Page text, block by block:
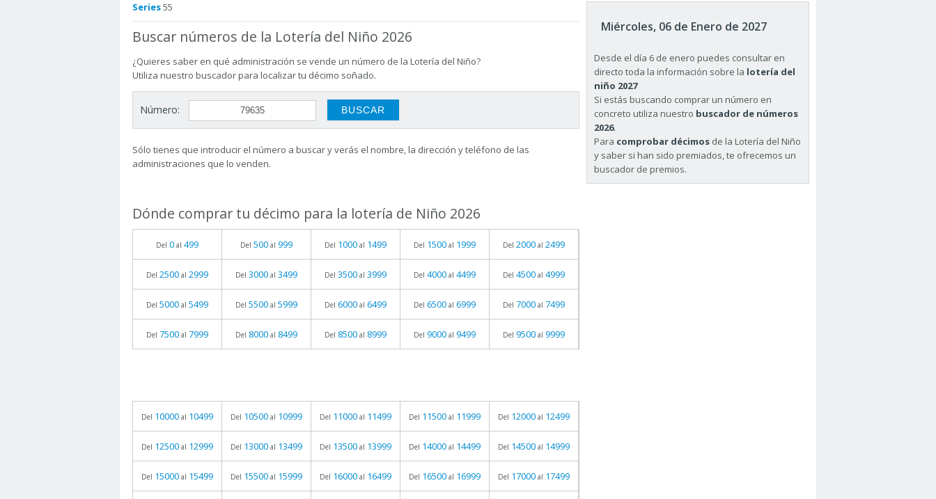
Series55
Buscar números de la Lotería del Niño 2026
¿Quieres saber en qué administración se vende un número de la Lotería del Niño?
Utiliza nuestro buscador para localizar tu décimo soñado.
Número:
Sólo tienes que introducir el número a buscar y verás el nombre, la dirección y teléfono de las
administraciones que lo venden.
Dónde comprar tu décimo para la lotería de Niño 2026
Del 0 al 499 Del 500 al 999 Del 1000 al 1499 Del 1500 al 1999 Del 2000 al 2499
Del 2500 al 2999 Del 3000 al 3499 Del 3500 al 3999 Del 4000 al 4499 Del 4500 al 4999
Del 5000 al 5499 Del 5500 al 5999 Del 6000 al 6499 Del 6500 al 6999 Del 7000 al 7499
Del 7500 al 7999 Del 8000 al 8499 Del 8500 al 8999 Del 9000 al 9499 Del 9500 al 9999
Del 10000 al 10499 Del 10500 al 10999 Del 11000 al 11499 Del 11500 al 11999 Del 12000 al 12499
Del 12500 al 12999 Del 13000 al 13499 Del 13500 al 13999 Del 14000 al 14499 Del 14500 al 14999
Del 15000 al 15499 Del 15500 al 15999 Del 16000 al 16499 Del 16500 al 16999 Del 17000 al 17499
Miércoles, 06 de Enero de 2027
Desde el día 6 de enero puedes consultar en
directo toda la información sobre la lotería del
niño 2027
Si estás buscando comprar un número en
concreto utiliza nuestro buscador de números
2026.
Para comprobar décimos de la Lotería del Niño
y saber si han sido premiados, te ofrecemos un
buscador de premios.